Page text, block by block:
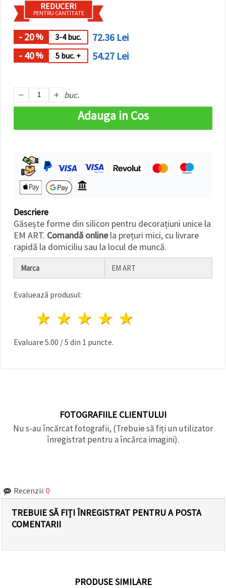
Аcceptati
Setări
REDUCERI
PENTRU CANTITATE
- 20% 3-4 buc.
72.36 Lei
- 40% 5 buc. + 54.27 Lei
buc.
Adauga in Cos
Descriere
Găsește forme din silicon pentru decorațiuni unice la
EM ART. Comandă onlinela prețuri mici, cu livrare
rapidă la domiciliu sau la locul de muncă.
Marca EM ART
Evaluează produsul:
4 stele
3 stele
2 stele
1 stea
Evaluare 5.00 /5 din 1 puncte.
FOTOGRAFIILE CLIENTULUI
Nu s-au încărcat fotografii, (Trebuie să fiți un utilizator
înregistrat pentru a încărca imagini).
Recenzii: 0
TREBUIE SĂ FIȚI ÎNREGISTRAT PENTRU A POSTA
COMENTARII
PRODUSE SIMILARE